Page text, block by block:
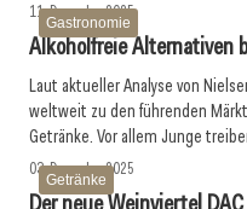
Gastronomie
11. Dezember 2025
Alkoholfreie Alternativen
Laut aktueller Analyse von
weltweit zu den führenden
Getränke. Vor allem Junge
Getränke
03. Dezember 2025